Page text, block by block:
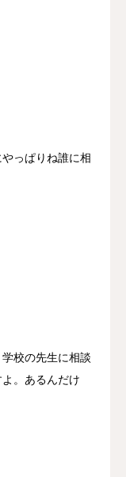
っぱりね誰に相
校の先生に相談
。あるんだけ